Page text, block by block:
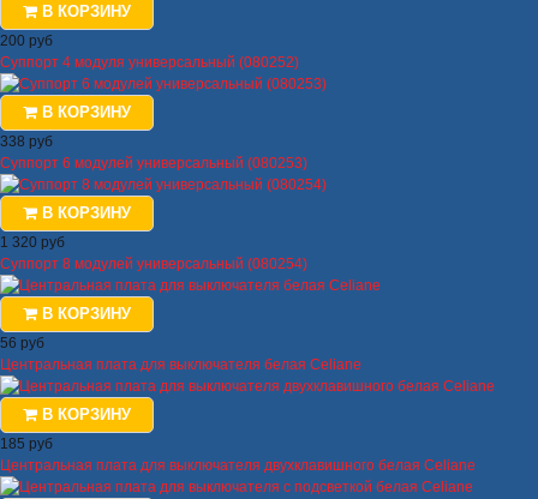
В КОРЗИНУ
200 руб
Суппорт 4 модуля универсальный (080252)
В КОРЗИНУ
338 руб
Суппорт 6 модулей универсальный (080253)
В КОРЗИНУ
1 320 руб
Суппорт 8 модулей универсальный (080254)
В КОРЗИНУ
56 руб
Центральная плата для выключателя белая Celiane
В КОРЗИНУ
185 руб
Центральная плата для выключателя двухклавишного белая Celiane